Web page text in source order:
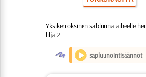
Yksikerroksinen sabluuna aiheelle
lilja 2
O sapluunointisäännöt